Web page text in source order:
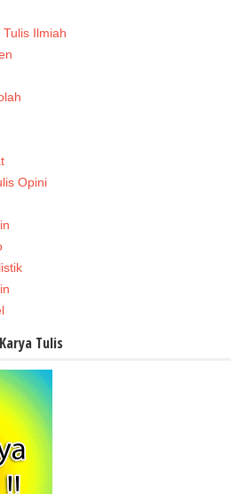
Ilmiah
Opini
Tulis